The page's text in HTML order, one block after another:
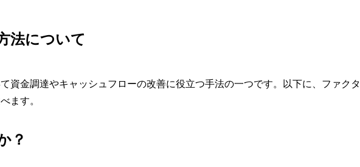
法について
資金調達やキャッシュフローの改善に役立つ手法の一つです。以下に、ファクタ
ます。
？